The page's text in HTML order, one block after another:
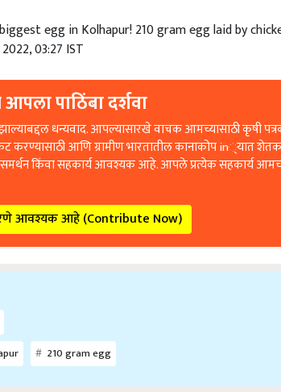
egg in Kolhapur! 210 gram egg laid by
03:27 IST
पाठिंबा दर्शवा
धन्यवाद. आपल्यासारखे वाचक आमच्यासाठी कृषी
करण्यासाठी आणि ग्रामीण भारतातील कानाकोप in्यात
किंवा सहकार्य आवश्यक आहे. आपले प्रत्येक सहकार्य
आवश्यक आहे (Contribute Now)
210 gram egg